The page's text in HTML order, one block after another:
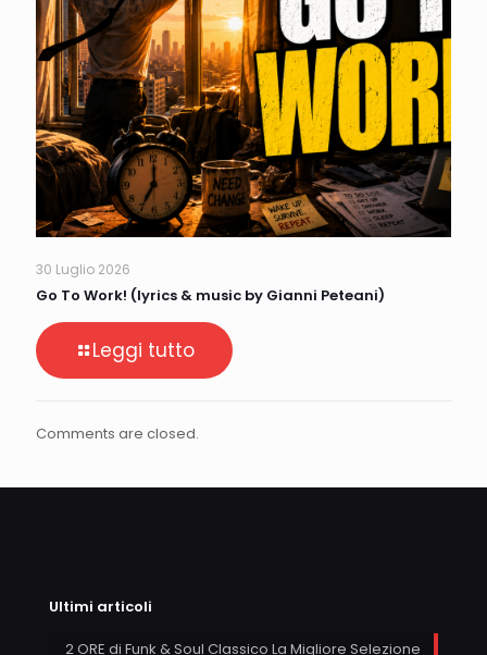
30 Luglio 2026
Go To Work! (lyrics & music by Gianni Peteani)
Leggi tutto
Comments are closed.
Ultimi articoli
2 ORE di Funk & Soul Classico La Migliore Selezione